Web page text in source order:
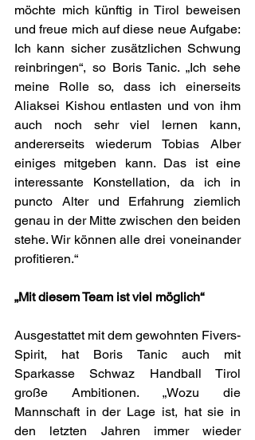
möchte mich künftig in Tirol beweisen
und freue mich auf diese neue Aufgabe:
Ich kann sicher zusätzlichen Schwung
reinbringen“, so Boris Tanic. „Ich sehe
meine Rolle so, dass ich einerseits
Aliaksei Kishou entlasten und von ihm
auch noch sehr viel lernen kann,
andererseits wiederum Tobias Alber
einiges mitgeben kann. Das ist eine
interessante Konstellation, da ich in
puncto Alter und Erfahrung ziemlich
genau in der Mitte zwischen den beiden
stehe. Wir können alle drei voneinander
profitieren.“
„Mit diesem Team ist viel möglich“
Ausgestattet mit dem gewohnten Fivers-
Spirit, hat Boris Tanic auch mit
Sparkasse Schwaz Handball Tirol
große Ambitionen. „Wozu die
Mannschaft in der Lage ist, hat sie in
den letzten Jahren immer wieder